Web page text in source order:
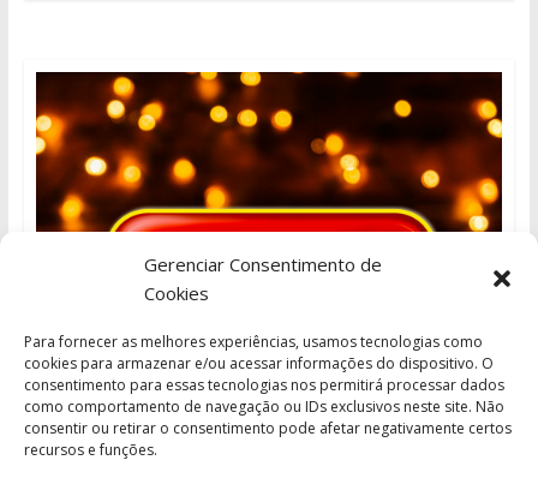
Gerenciar Consentimento de
Cookies
Para fornecer as melhores experiências, usamos tecnologias como
cookies para armazenar e/ou acessar informações do dispositivo. O
consentimento para essas tecnologias nos permitirá processar dados
como comportamento de navegação ou IDs exclusivos neste site. Não
consentir ou retirar o consentimento pode afetar negativamente certos
recursos e funções.